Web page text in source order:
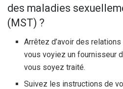
des maladies
(MST) ?
Arrêtez d’avoir des
vous voyiez un fournisseur
vous soyez traité.
Suivez les instructions de